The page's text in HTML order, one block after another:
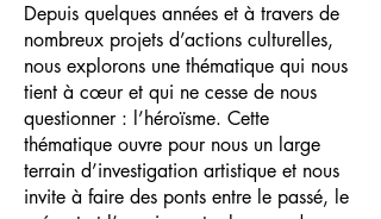
Depuis quelques années et à travers de
nombreux projets d’actions culturelles,
nous explorons une thématique qui nous
tient à cœur et qui ne cesse de nous
questionner : l’héroïsme. Cette
thématique ouvre pour nous un large
terrain d’investigation artistique et nous
invite à faire des ponts entre le passé, le